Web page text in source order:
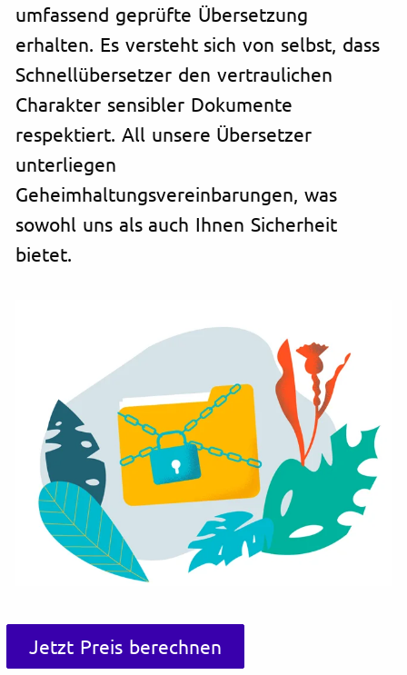
umfassend geprüfte Übersetzung
erhalten. Es versteht sich von selbst, dass
Schnellübersetzer den vertraulichen
Charakter sensibler Dokumente
respektiert. All unsere Übersetzer
unterliegen
Geheimhaltungsvereinbarungen, was
sowohl uns als auch Ihnen Sicherheit
bietet.
Jetzt Preis berechnen